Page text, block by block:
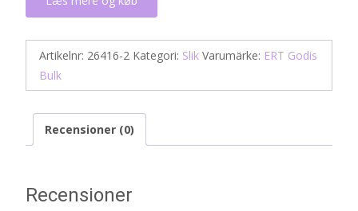
Artikelnr: 26416-2 Kategori: Slik Varumärke: ERT Godis
Bulk
Recensioner (0)
Recensioner